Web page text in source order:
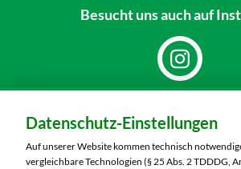
Besucht unsauch auf
MARKTKAUF Nobitz
Altenburger Straße
04603 Nobitz
Datenschutz-Einstellungen
Auf unserer Website kommen technisch
vergleichbare Technologien (§ 25 Abs. 2 TDDDG,